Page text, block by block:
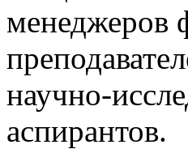
менеджеров
научно-
аспирантов.